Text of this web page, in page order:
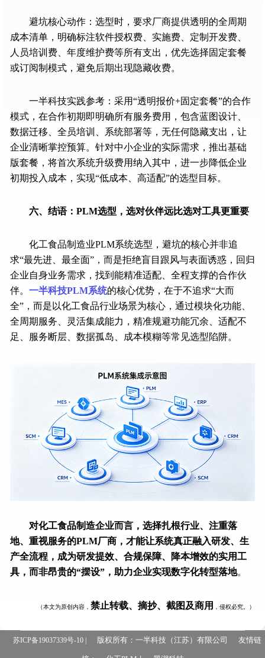
避坑核心动作：选型时，要求厂商提供透明的全周期
成本清单，明确标注软件授权费、实施费、定制开发费、
人员培训费、年度维护费等所有支出，优先选择固定套餐
或订阅制模式，避免后期出现隐藏收费。
一半科技实践参考：采用“透明报价+固定套餐”的合作
模式，在合作初期即明确所有服务费用，包含蓝图设计、
数据迁移、全员培训、系统部署等，无任何隐藏支出，让
企业清晰掌控预算。针对中小企业的实际需求，推出基础
版套餐，将首次系统升级费用纳入其中，进一步降低企业
初期投入成本，实现“低成本、高适配”的选型目标。
六、结语：PLM选型，选对伙伴远比选对工具更重要
化工食品制造业PLM系统选型，避坑的核心并非追
求“最先进、最全面”，而是拒绝盲目跟风与表面诱惑，回归
企业自身业务需求，找到能精准适配、全程支撑的合作伙
伴。 一半科技PLM系统的核心优势，在于不追求“大而
全”，而是以化工食品行业场景为核心，通过模块化功能、
全周期服务、灵活集成能力，精准规避功能冗余、适配不
足、服务断层、数据孤岛、成本模糊等常见选型陷阱。
对化工食品制造企业而言，选择扎根行业、注重落
地、重视服务的PLM厂商，才能让系统真正融入研发、生
产全流程，成为研发提效、合规保障、降本增效的实用工
具，而非昂贵的“摆设”，助力企业实现数字化转型落地。
（本文为原创内容， 禁止转载、摘抄、截图及商用 ，侵权必究。）
苏ICP备19037339号-10 | 版权所有：一半科技（江苏）有限公司 友情链